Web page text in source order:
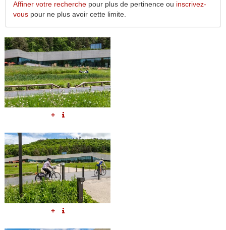
Affiner votre recherche pour plus de pertinence ou inscrivez-
vous pour ne plus avoir cette limite.
+
+